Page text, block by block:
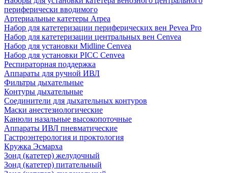
периферически вводимого
Артериальные катетеры Arpea
Набор для катетеризации периферических вен Pevea Pro
Набор для катетеризации центральных вен Cenvea
Набор для установки Midline Cenvea
Набор для установки PICC Cenvea
Респираторная поддержка
Аппараты для ручной ИВЛ
Фильтры дыхательные
Контуры дыхательные
Соединители для дыхательных контуров
Маски анестезиологические
Канюли назальные высокопоточные
Аппараты ИВЛ пневматические
Гастроэнтерология и проктология
Кружка Эсмарха
Зонд (катетер) желудочный
Зонд (катетер) питательный